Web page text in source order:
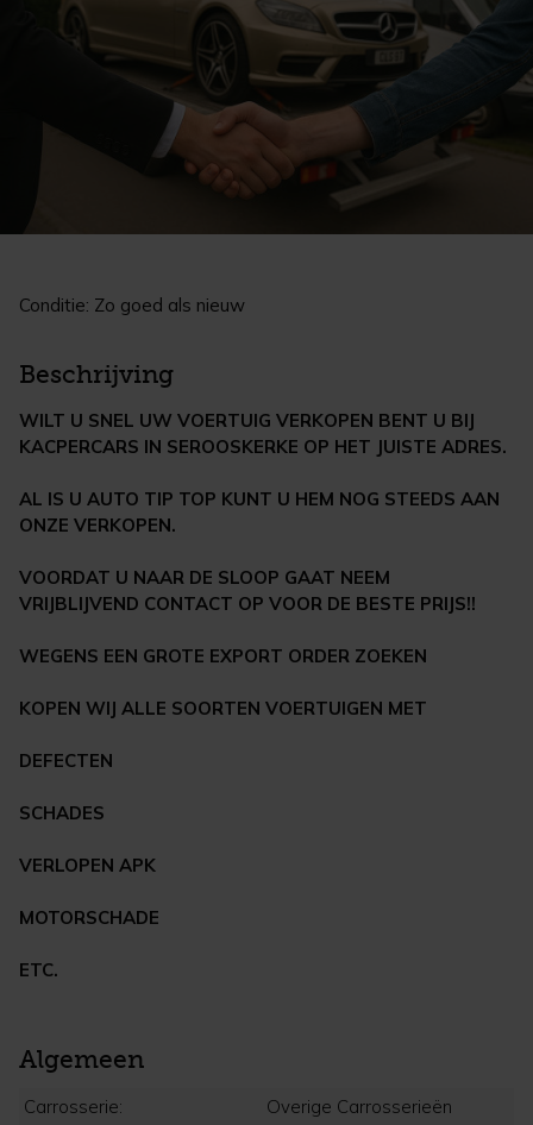
Conditie: Zo goed als nieuw
Beschrijving
WILT U SNEL UW VOERTUIG VERKOPEN BENT U BIJ
KACPERCARS IN SEROOSKERKE OP HET JUISTE ADRES.
AL IS U AUTO TIP TOP KUNT U HEM NOG STEEDS AAN
ONZE VERKOPEN.
VOORDAT U NAAR DE SLOOP GAAT NEEM
VRIJBLIJVEND CONTACT OP VOOR DE BESTE PRIJS!!
WEGENS EEN GROTE EXPORT ORDER ZOEKEN
KOPEN WIJ ALLE SOORTEN VOERTUIGEN MET
DEFECTEN
SCHADES
VERLOPEN APK
MOTORSCHADE
ETC.
Algemeen
Carrosserie:
Overige Carrosserieën